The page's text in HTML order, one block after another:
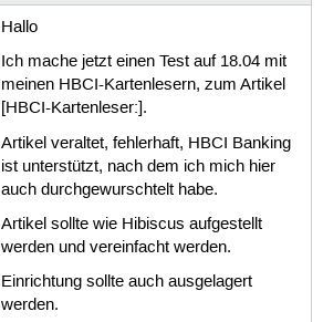
Hallo
Ich mache jetzt einen Test auf 18.04 mit
meinen HBCI-Kartenlesern, zum Artikel
[HBCI-Kartenleser:].
Artikel veraltet, fehlerhaft, HBCI Banking
ist unterstützt, nach dem ich mich hier
auch durchgewurschtelt habe.
Artikel sollte wie Hibiscus aufgestellt
werden und vereinfacht werden.
Einrichtung sollte auch ausgelagert
werden.